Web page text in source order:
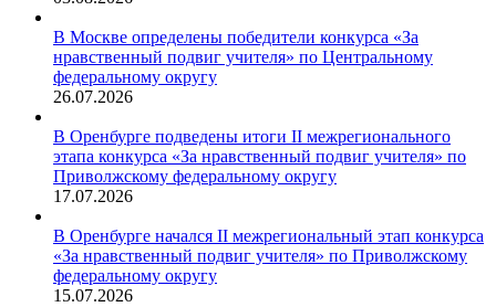
В Москве определены победители конкурса «За
нравственный подвиг учителя» по Центральному
федеральному округу
26.07.2026
В Оренбурге подведены итоги II межрегионального
этапа конкурса «За нравственный подвиг учителя» по
Приволжскому федеральному округу
17.07.2026
В Оренбурге начался II межрегиональный этап конкурса
«За нравственный подвиг учителя» по Приволжскому
федеральному округу
15.07.2026